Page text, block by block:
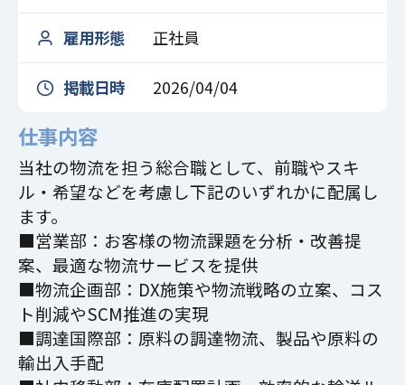
雇用形態 正社員
掲載日時 2026/04/04
仕事内容
当社の物流を担う総合職として、前職やスキ
ル・希望などを考慮し下記のいずれかに配属し
ます。
■営業部：お客様の物流課題を分析・改善提
案、最適な物流サービスを提供
■物流企画部：DX施策や物流戦略の立案、コス
ト削減やSCM推進の実現
■調達国際部：原料の調達物流、製品や原料の
輸出入手配